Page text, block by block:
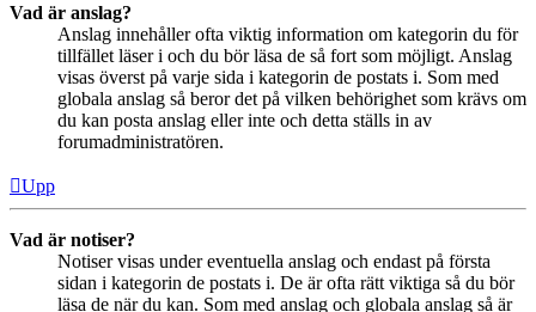
Vad är anslag?
Anslag innehåller ofta viktig information om kategorin du för
tillfället läser i och du bör läsa de så fort som möjligt. Anslag
visas överst på varje sida i kategorin de postats i. Som med
globala anslag så beror det på vilken behörighet som krävs om
du kan posta anslag eller inte och detta ställs in av
forumadministratören.
Upp
Vad är notiser?
Notiser visas under eventuella anslag och endast på första
sidan i kategorin de postats i. De är ofta rätt viktiga så du bör
läsa de när du kan. Som med anslag och globala anslag så är